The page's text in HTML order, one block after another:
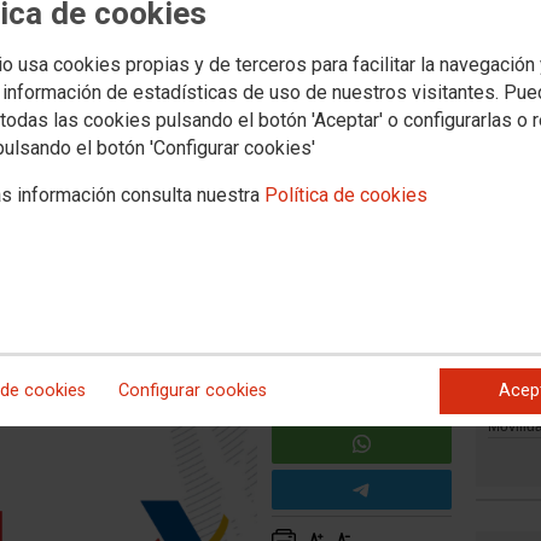
de cookies
usa cookies propias y de terceros para facilitar la navegación
de estadísticas de uso de nuestros visitantes.
las cookies pulsando el botón 'Aceptar' o configurarlas o
el botón 'Configurar cookies'
información consulta nuestra Política de cookies
cookies Configurar cookies
ante el conflicto con la